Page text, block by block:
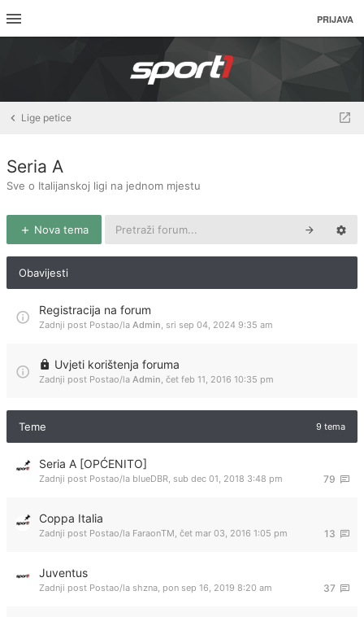
PRIJAVA
Lige petice
Seria A
Sve o Italijanskoj ligi na jednom mjestu
Nova tema
Obavijesti
Registracija na forum
Zadnji post Postao/la Admin, sri sep 04, 2024 9:35 am
Uvjeti korištenja foruma
Zadnji post Postao/la Admin, čet feb 11, 2016 10:35 pm
Teme 9 tema
Seria A [OPĆENITO]
79
Zadnji post Postao/la blueDBR, sub dec 01, 2018 3:48 pm
Coppa Italia
13
Zadnji post Postao/la FaraonTM, čet mar 03, 2016 1:05 pm
Juventus
37
Zadnji post Postao/la shzna, pon sep 16, 2019 8:20 am